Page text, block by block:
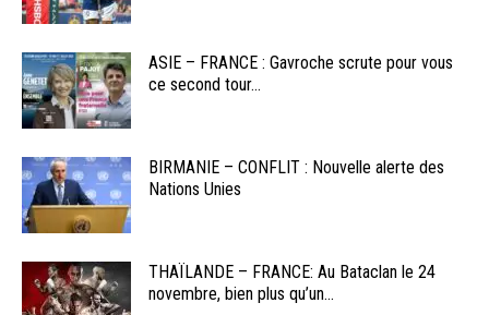
ASIE – FRANCE : Gavroche scrute pour vous
ce second tour...
BIRMANIE – CONFLIT : Nouvelle alerte des
Nations Unies
THAÏLANDE – FRANCE: Au Bataclan le 24
novembre, bien plus qu’un...